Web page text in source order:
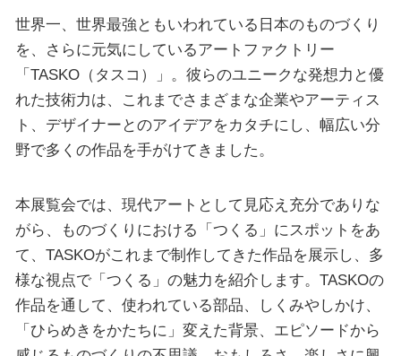
世界一、世界最強ともいわれている日本のものづくり
を、さらに元気にしているアートファクトリー
「TASKO（タスコ）」。彼らのユニークな発想力と優
れた技術力は、これまでさまざまな企業やアーティス
ト、デザイナーとのアイデアをカタチにし、幅広い分
野で多くの作品を手がけてきました。
本展覧会では、現代アートとして見応え充分でありな
がら、ものづくりにおける「つくる」にスポットをあ
て、TASKOがこれまで制作してきた作品を展示し、多
様な視点で「つくる」の魅力を紹介します。TASKOの
作品を通して、使われている部品、しくみやしかけ、
「ひらめきをかたちに」変えた背景、エピソードから